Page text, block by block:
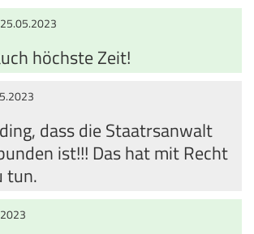
höchste Zeit!
dass die Staatrsanwalt
ist!!! Das hat mit Recht
tun.